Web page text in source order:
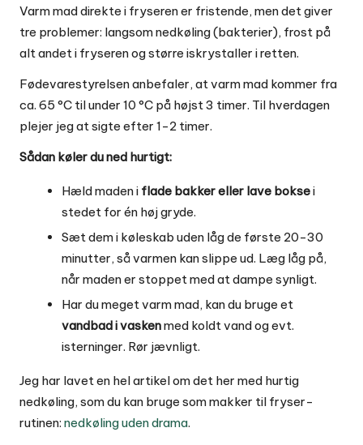
Varm mad direkte i fryseren er fristende, men det giver
tre problemer: langsom nedkøling (bakterier), frost på
alt andet i fryseren og større iskrystaller i retten.
Fødevarestyrelsen anbefaler, at varm mad kommer fra
ca. 65 °C til under 10 °C på højst 3 timer. Til hverdagen
plejer jeg at sigte efter 1-2 timer.
Sådan køler du ned hurtigt:
Hæld maden i flade bakker eller lave boksei
stedet for én høj gryde.
Sæt dem i køleskab uden låg de første 20-30
minutter, så varmen kan slippe ud. Læg låg på,
når maden er stoppet med at dampe synligt.
Har du meget varm mad, kan du bruge et
vandbad i vaskenmed koldt vand og evt.
isterninger. Rør jævnligt.
Jeg har lavet en hel artikel om det her med hurtig
nedkøling, som du kan bruge som makker til fryser-
rutinen: nedkøling uden drama.